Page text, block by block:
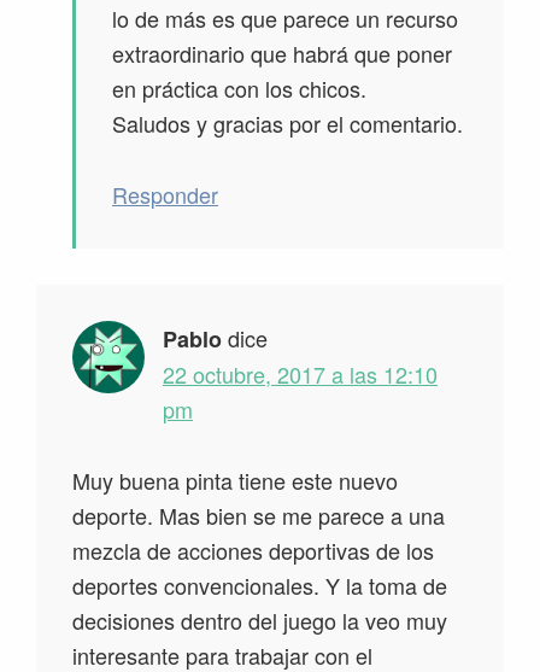
lo de más es que parece un recurso
extraordinario que habrá que poner
en práctica con los chicos.
Saludos y gracias por el comentario.
Responder
Pablodice
22 octubre, 2017 a las 12:10
pm
Muy buena pinta tiene este nuevo
deporte. Mas bien se me parece a una
mezcla de acciones deportivas de los
deportes convencionales. Y la toma de
decisiones dentro del juego la veo muy
interesante para trabajar con el